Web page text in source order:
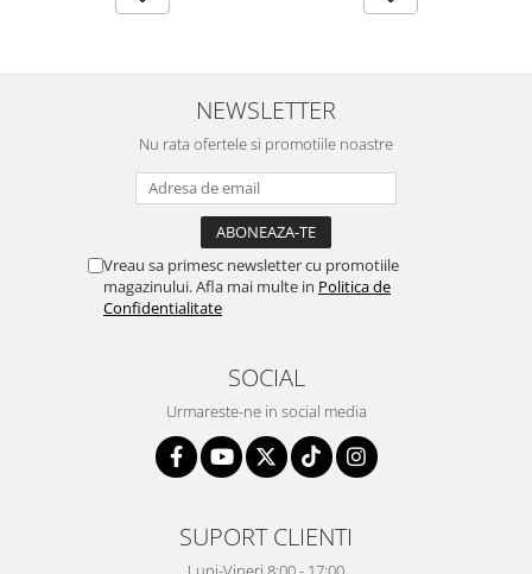
NEWSLETTER
Nu rata ofertele si promotiile noastre
Vreau sa primesc newsletter cu promotiile
magazinului. Afla mai multe in Politica de
Confidentialitate
SOCIAL
Urmareste-ne in social media
SUPORT CLIENTI